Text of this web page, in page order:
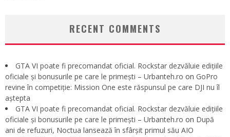
RECENT COMMENTS
GTA VI poate fi precomandat oficial. Rockstar dezvăluie edițiile
oficiale și bonusurile pe care le primești – Urbanteh.ro on GoPro
revine în competiție: Mission One este răspunsul pe care DJI nu îl
aștepta
GTA VI poate fi precomandat oficial. Rockstar dezvăluie edițiile
oficiale și bonusurile pe care le primești – Urbanteh.ro on După
ani de refuzuri, Noctua lansează în sfârșit primul său AIO